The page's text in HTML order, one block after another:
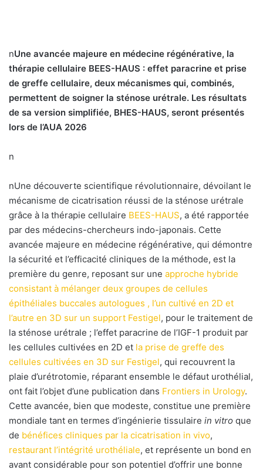
nUne avancée majeure en médecine régénérative, la
thérapie cellulaire BEES-HAUS : effet paracrine et prise
de greffe cellulaire, deux mécanismes qui, combinés,
permettent de soigner la sténose urétrale. Les résultats
de sa version simplifiée, BHES-HAUS, seront présentés
lors de l’AUA 2026
n
nUne découverte scientifique révolutionnaire, dévoilant le
mécanisme de cicatrisation réussi de la sténose urétrale
grâce à la thérapie cellulaire BEES-HAUS, a été rapportée
par des médecins-chercheurs indo-japonais. Cette
avancée majeure en médecine régénérative, qui démontre
la sécurité et l’efficacité cliniques de la méthode, est la
première du genre, reposant sur une approche hybride
consistant à mélanger deux groupes de cellules
épithéliales buccales autologues , l’un cultivé en 2D et
l’autre en 3D sur un support Festigel, pour le traitement de
la sténose urétrale ; l’effet paracrine de l’IGF-1 produit par
les cellules cultivées en 2D et la prise de greffe des
cellules cultivées en 3D sur Festigel, qui recouvrent la
plaie d’urétrotomie, réparant ensemble le défaut urothélial,
ont fait l’objet d’une publication dans Frontiers in Urology.
Cette avancée, bien que modeste, constitue une première
mondiale tant en termes d’ingénierie tissulaire in vitro que
de bénéfices cliniques par la cicatrisation in vivo,
restaurant l’intégrité urothéliale, et représente un bond en
avant considérable pour son potentiel d’offrir une bonne